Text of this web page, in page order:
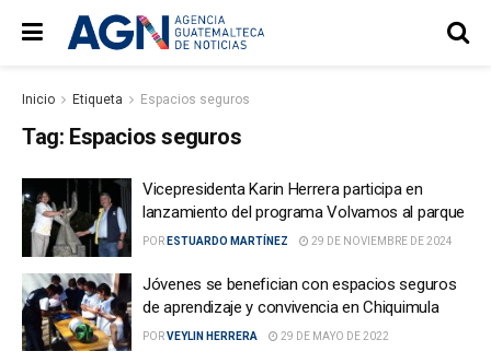
Inicio Etiqueta Espacios seguros
Tag: Espacios seguros
Vicepresidenta Karin Herrera participa en
lanzamiento del programa Volvamos al parque
POR ESTUARDO MARTÍNEZ 29 DE NOVIEMBRE DE 2024
Jóvenes se benefician con espacios seguros
de aprendizaje y convivencia en Chiquimula
PORVEYLIN HERRERA 29 DE MAYO DE 2022